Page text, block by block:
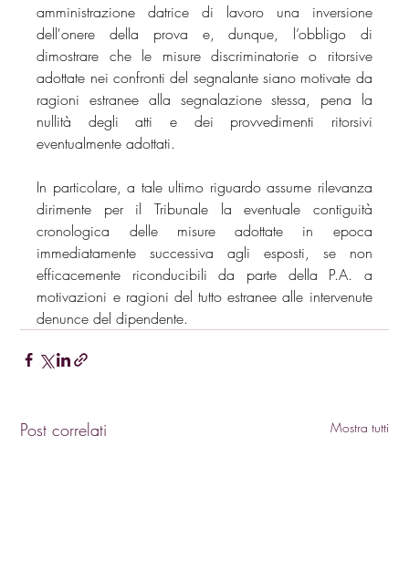
amministrazione datrice di lavoro una inversione
dell'onere della prova e, dunque, l’obbligo di
dimostrare che le misure discriminatorie o ritorsive
adottate nei confronti del segnalante siano motivate da
ragioni estranee alla segnalazione stessa, pena la
nullità degli atti e dei provvedimenti ritorsivi
eventualmente adottati.
In particolare, a tale ultimo riguardo assume rilevanza
dirimente per il Tribunale la eventuale contiguità
cronologica delle misure adottate in epoca
immediatamente successiva agli esposti, se non
efficacemente riconducibili da parte della P.A. a
motivazioni e ragioni del tutto estranee alle intervenute
denunce del dipendente.
Post correlati Mostra tutti